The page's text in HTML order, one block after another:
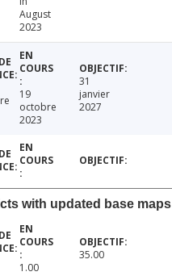
August
2023
19
octobre
2023
31
janvier
2027
with updated base maps
1.00
35.00